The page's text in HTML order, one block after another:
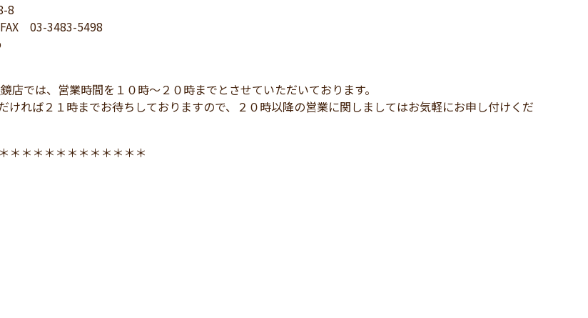
8
03-3483-5498
店では、営業時間を１０時～２０時までとさせていただいております。
ければ２１時までお待ちしておりますので、２０時以降の営業に関しましてはお気軽にお申し付けくだ
＊＊＊＊＊＊＊＊＊＊＊＊